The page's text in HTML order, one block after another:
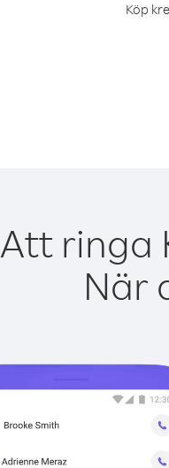
Köp
Att ringa
När